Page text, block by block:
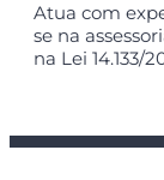
Atua com
se na
na Lei 14.133/